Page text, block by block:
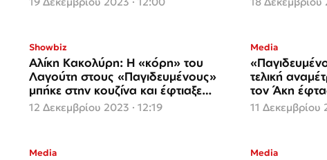
Showbiz
Αλίκη Κακολύρη: Η «κόρη» του
Λαγούτη στους «Παγιδευμένους»
μπήκε στην κουζίνα και έφτιαξε
μελομακάρονα
12 Δεκεμβρίου 2023 · 12:19
Media
τελική
τον Άκη
11 Δεκεμβρίου
Media Media